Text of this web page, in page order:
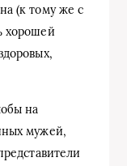
(к тому же с
хорошей
на
мужей,